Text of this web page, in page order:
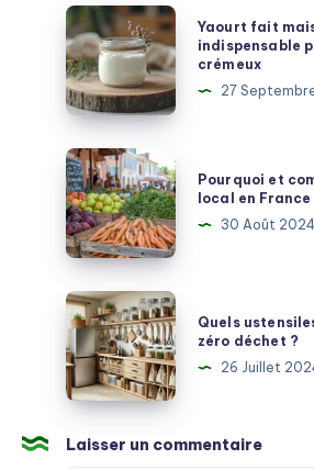
idéale
pour
gagner
du
temps
en
cuisine
Yaourt
fait
maison
:
La
recette
indispensable
pour
un
délice
crémeux
Yaourt fait
indispensable
crémeux
27
Pourquoi
et
comment
consommer
local
en
France
?
Pourquoi et
local en France
30 Août 2024
Quels
ustensiles
pour
une
cuisine
zéro
Quels
zéro déchet ?
26 Juillet
Laisser un commentaire